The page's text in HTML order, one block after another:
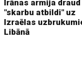
Irānas armija
"skarbu atbildi" uz
Izraēlas
Libānā